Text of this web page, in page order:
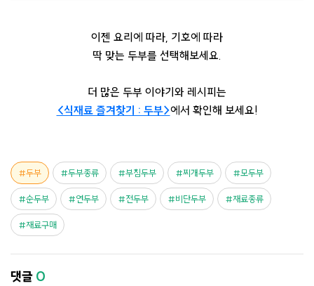
이젠 요리에 따라, 기호에 따라
딱 맞는 두부를 선택해보세요.
더 많은 두부 이야기와 레시피는
<식재료 즐겨찾기 : 두부>에서 확인해 보세요!
두부 두부종류 부침두부 찌개두부 모두부
순두부 연두부 전두부 비단두부 재료종류
재료구매
댓글 0